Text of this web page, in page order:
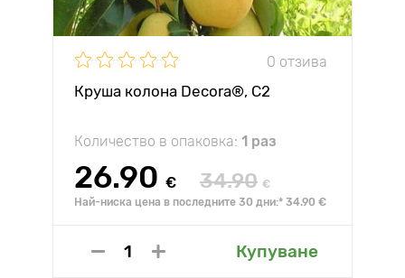
0 отзива
Круша колона Decora®, C2
Количество в опаковка: 1 раз
26.90 € 34.90 €
Най-ниска цена в последните 30 дни:* 34.90 €
Купуване